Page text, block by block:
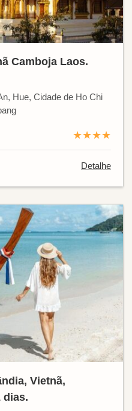
Camboja Laos.
Hue, Cidade de Ho Chi
★★★★
Detalhe
Vietnã,
dias.